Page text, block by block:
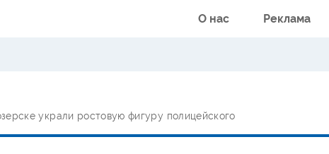
О нас Реклама
украли ростовую фигуру полицейского